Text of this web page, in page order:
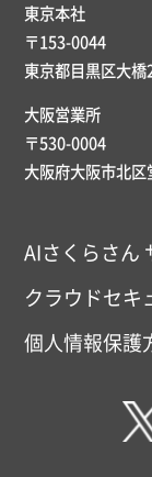
東京本社
〒153-0044
東京都目黒区大
大阪営業所
〒530-0004
大阪府大阪市北
AIさくらさん
クラウドセキ
個人情報保護